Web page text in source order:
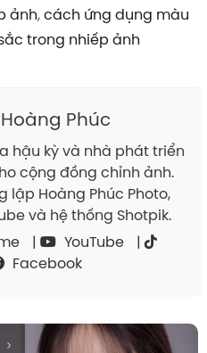
ảnh,cách ứng dụng màu
trong nhiếp ảnh
Phúc
hậu kỳ và nhà phát triển
cộng đồng chỉnh ảnh.
lập Hoàng Phúc Photo,
và hệ thống Shotpik.
| YouTube
|
Facebook